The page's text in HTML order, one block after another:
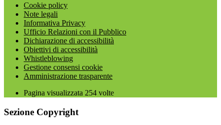
Cookie policy
Note legali
Informativa Privacy
Ufficio Relazioni con il Pubblico
Dichiarazione di accessibilità
Obiettivi di accessibilità
Whistleblowing
Gestione consensi cookie
Amministrazione trasparente
Pagina visualizzata 254 volte
Sezione Copyright